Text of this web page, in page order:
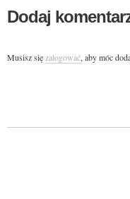
Dodaj
Musisz sięzalogować, aby móc